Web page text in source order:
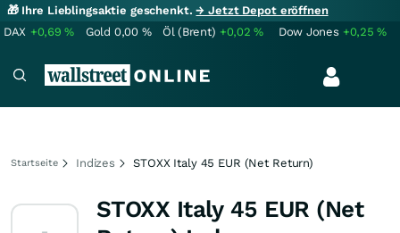
🎁 Ihre Lieblingsaktie geschenkt.→ Jetzt Depot eröffnen
DAX +0,69% Gold 0,00 % Öl (Brent) +0,02% Dow Jones +0,25%
Startseite Indizes STOXX Italy 45 EUR (Net Return)
STOXX Italy 45 EUR (Net